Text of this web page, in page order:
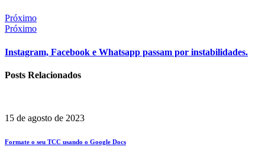
Próximo
Próximo
Instagram, Facebook e Whatsapp passam por instabilidades.
Posts Relacionados
15 de agosto de 2023
Formate o seu TCC usando o Google Docs